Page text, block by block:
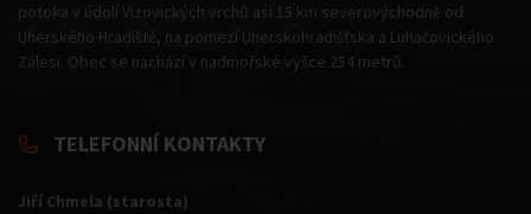
potoka v údolí Vizovických vrchů asi 15 km severovýchodně od
Uherského Hradiště, na pomezí Uherskohradišťska a Luhačovického
Zálesí. Obec se nachází v nadmořské výšce 254 metrů.
TELEFONNÍ KONTAKTY
Jiří Chmela (starosta)